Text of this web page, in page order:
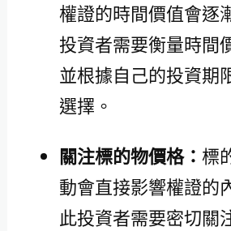
權證的時間價值會逐
投資者需要衡量時間
並根據自己的投資期
選擇。
關注標的物價格： 標
動會直接影響權證的
此投資者需要密切關